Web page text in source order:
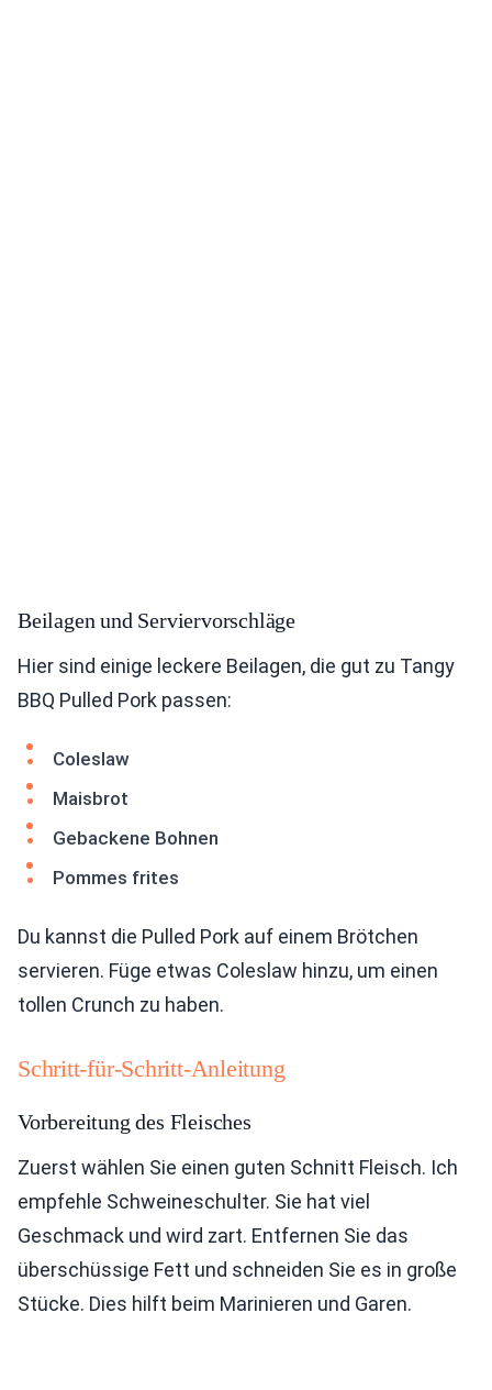
Beilagen und Serviervorschläge
Hier sind einige leckere Beilagen, die gut zu Tangy
BBQ Pulled Pork passen:
Coleslaw
Maisbrot
Gebackene Bohnen
Pommes frites
Du kannst die Pulled Pork auf einem Brötchen
servieren. Füge etwas Coleslaw hinzu, um einen
tollen Crunch zu haben.
Schritt-für-Schritt-Anleitung
Vorbereitung des Fleisches
Zuerst wählen Sie einen guten Schnitt Fleisch. Ich
empfehle Schweineschulter. Sie hat viel
Geschmack und wird zart. Entfernen Sie das
überschüssige Fett und schneiden Sie es in große
Stücke. Dies hilft beim Marinieren und Garen.